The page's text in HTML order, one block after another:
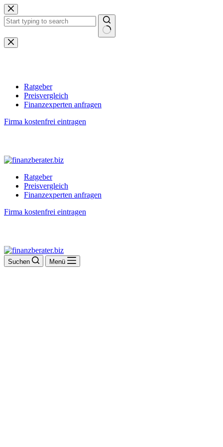
Zum
Inhalt
springen
Keine
Ergebnisse
Ratgeber
Preisvergleich
Finanzexperten anfragen
Firma kostenfrei eintragen
Ratgeber
Preisvergleich
Finanzexperten anfragen
Firma kostenfrei eintragen
Suchen Menü